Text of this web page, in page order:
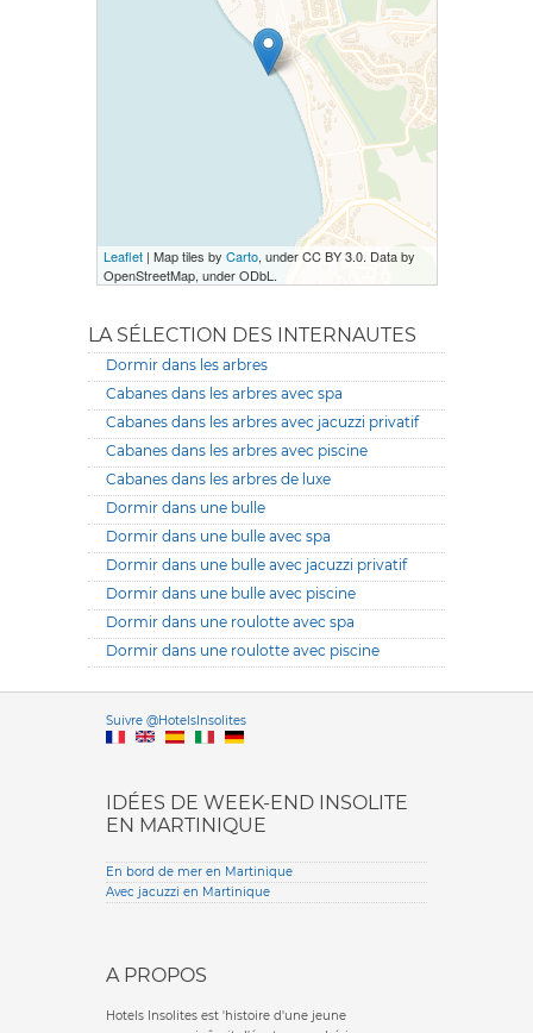
Leaflet| Map tiles by Carto, under CC BY 3.0. Data by
OpenStreetMap, under ODbL.
LA SÉLECTION DES INTERNAUTES
Dormir dans les arbres
Cabanes dans les arbres avec spa
Cabanes dans les arbres avec jacuzzi privatif
Cabanes dans les arbres avec piscine
Cabanes dans les arbres de luxe
Dormir dans une bulle
Dormir dans une bulle avec spa
Dormir dans une bulle avec jacuzzi privatif
Dormir dans une bulle avec piscine
Dormir dans une roulotte avec spa
Dormir dans une roulotte avec piscine
Suivre @HotelsInsolitesVersione
IDÉES DE WEEK-END INSOLITE
EN MARTINIQUE
En bord de mer en Martinique
Avec jacuzzi en Martinique
A PROPOS
Hotels Insolites est 'histoire d'une jeune